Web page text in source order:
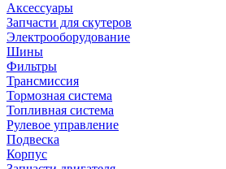
Аксессуары
Запчасти для скутеров
Электрооборудование
Шины
Фильтры
Трансмиссия
Тормозная система
Топливная система
Рулевое управление
Подвеска
Корпус